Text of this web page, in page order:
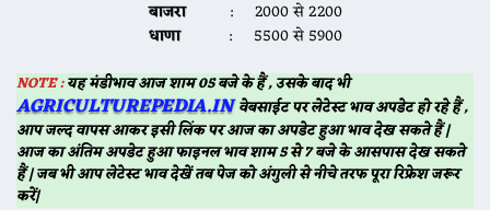
बाजरा: 2000 से 2200
धाणा: 5500 से 5900
NOTE :यह मंडीभाव आज शाम 05 बजे के हैं , उसके बाद भी
AGRICULTUREPEDIA.INवेबसाईट पर लेटेस्ट भाव अपडेट हो रहे हैं ,
आप जल्द वापस आकर इसी लिंक पर आज का अपडेट हुआ भाव देख सकते हैं |
आज का अंतिम अपडेट हुआ फाइनल भाव शाम 5 से 7 बजे के आसपास देख सकते
हैं | जब भी आप लेटेस्ट भाव देखें तब पेज को अंगुली से नीचे तरफ पूरा रिफ्रेश जरूर
करें|